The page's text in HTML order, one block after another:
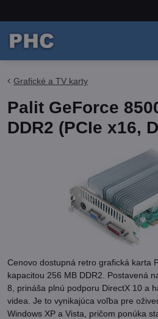
Grafické a TV karty
Palit GeForce
DDR2 (PCIe x16,
Cenovo dostupná retro grafická karta
kapacitou 256 MB DDR2. Postavená
8, prináša plnú podporu DirectX 10 a
videa. Je to vynikajúca voľba pre
Windows XP a Vista, pričom ponúka